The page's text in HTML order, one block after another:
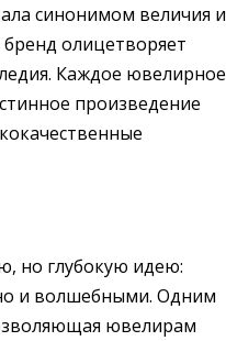
синонимом величия и
олицетворяет
Каждое ювелирное
произведение
но глубокую идею:
и волшебными. Одним
ювелирам